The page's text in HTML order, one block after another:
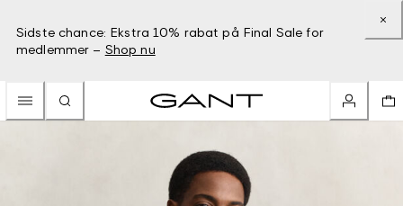
Sidste chance: Ekstra 10% rabat på Final Sale for
medlemmer – Shop nu